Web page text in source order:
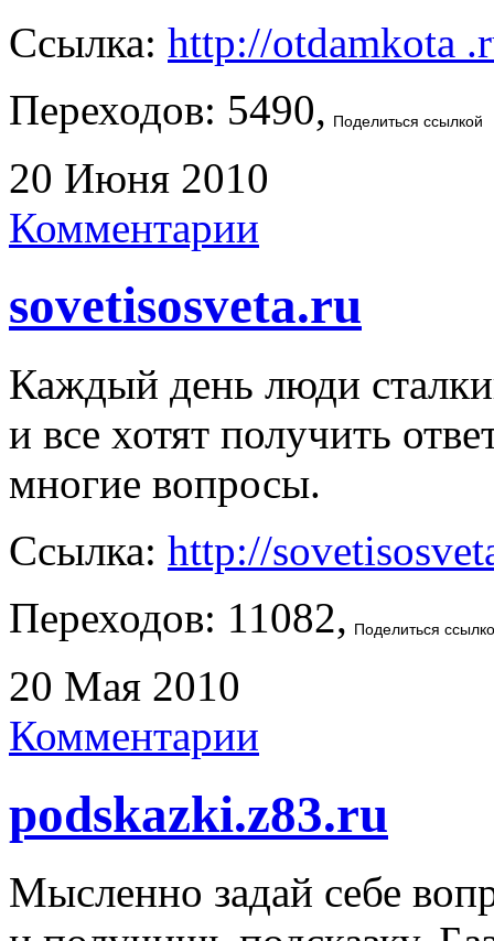
Ссылка: http://otdamkota
Переходов: 5490,
Поделиться ссылкой
20 Июня 2010
Комментарии
sovetisosveta.ru
Каждый день люди
и все хотят получить
многие вопросы.
Ссылка: http://
Переходов: 11082,
Поделиться
20 Мая 2010
Комментарии
podskazki.z83.ru
Мысленно задай себе